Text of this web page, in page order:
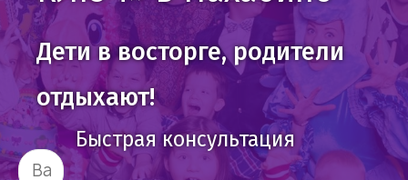
Дети в восторге, родители
отдыхают!
Быстрая консультация